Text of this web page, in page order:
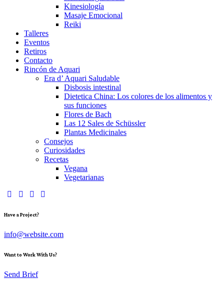
Kinesiología
Masaje Emocional
Reiki
Talleres
Eventos
Retiros
Contacto
Rincón de Aquari
Era d’ Aquari Saludable
Disbosis intestinal
Dietetica China: Los colores de los alimentos y
sus funciones
Flores de Bach
Las 12 Sales de Schüssler
Plantas Medicinales
Consejos
Curiosidades
Recetas
Vegana
Vegetarianas
Have a Project?
info@website.com
Want to Work With Us?
Send Brief